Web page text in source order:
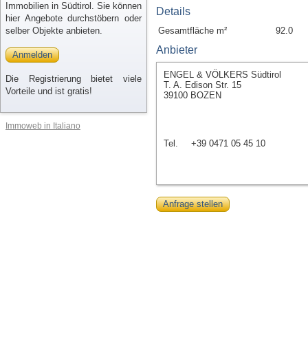
Immobilien in Südtirol. Sie können
hier Angebote durchstöbern oder
selber Objekte anbieten.
Anmelden
Die Registrierung bietet viele
Vorteile und ist gratis!
Immoweb in Italiano
Details
Gesamtfläche m² 92.0
Anbieter
ENGEL & VÖLKERS Südtirol
T. A. Edison Str. 15
39100 BOZEN
Tel. +39 0471 05 45 10
Anfrage stellen